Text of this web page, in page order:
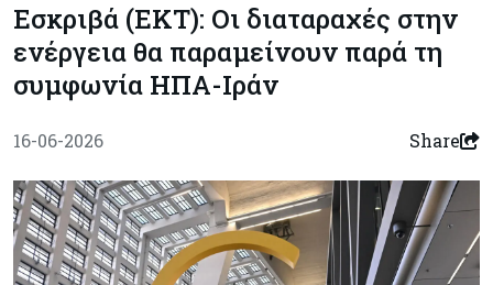
Εσκριβά (ΕΚΤ): Οι διαταραχές στην
ενέργεια θα παραμείνουν παρά τη
συμφωνία ΗΠΑ-Ιράν
16-06-2026 Share